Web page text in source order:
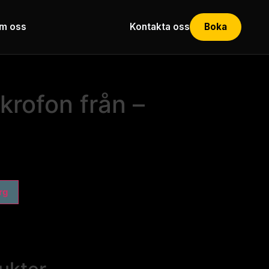
oss Kontakta oss Boka
från –